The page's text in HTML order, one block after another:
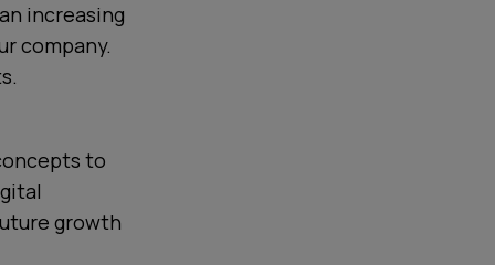
increasing
company.
to
growth